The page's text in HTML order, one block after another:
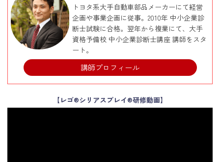
トヨタ系大手自動車部品メーカーにて経営
企画や事業企画に従事。2010年 中小企業診
断士試験に合格。翌年から複業にて、大手
資格予備校 中小企業診断士講座 講師をスタ
ート。
講師プロフィール
【レゴ®シリアスプレイ®研修動画】